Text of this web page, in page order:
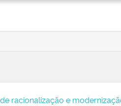
racionalização e